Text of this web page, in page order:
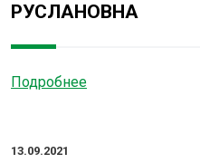
РУСЛАНОВНА
Подробнее
13.09.2021